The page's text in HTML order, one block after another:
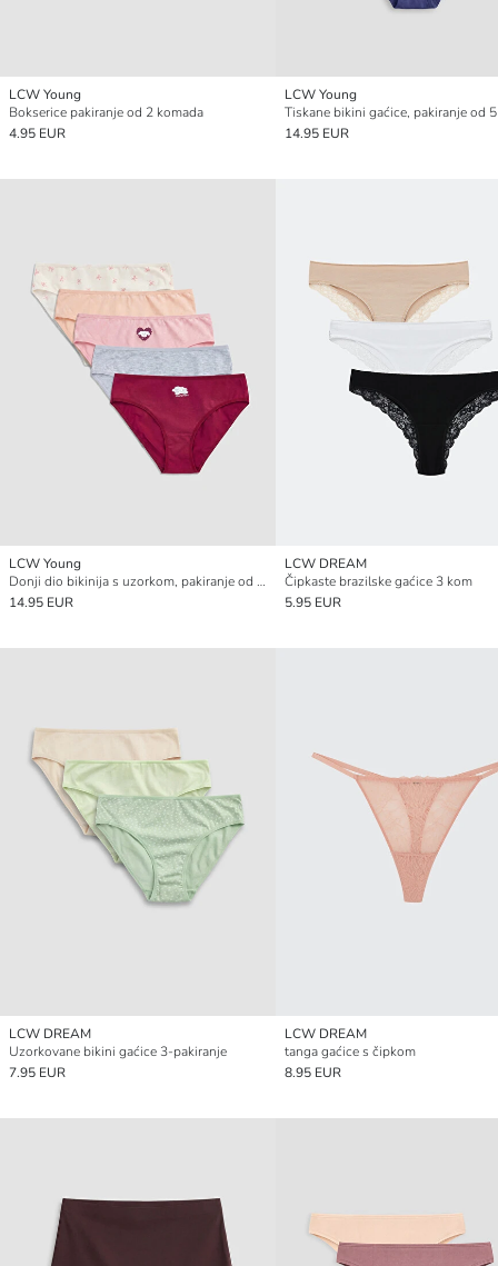
LCW Young
Bokserice pakiranje od 2 komada
4.95 EUR
LCW Young
14.95 EUR
LCW Young
Donji dio bikinija s uzorkom, pakiranje od 5 komada
14.95 EUR
LCW DREAM
Čipkaste brazilske gaćice 3 kom
5.95 EUR
LCW DREAM
Uzorkovane bikini gaćice 3-pakiranje
7.95 EUR
LCW DREAM
tanga gaćice s čipkom
8.95 EUR